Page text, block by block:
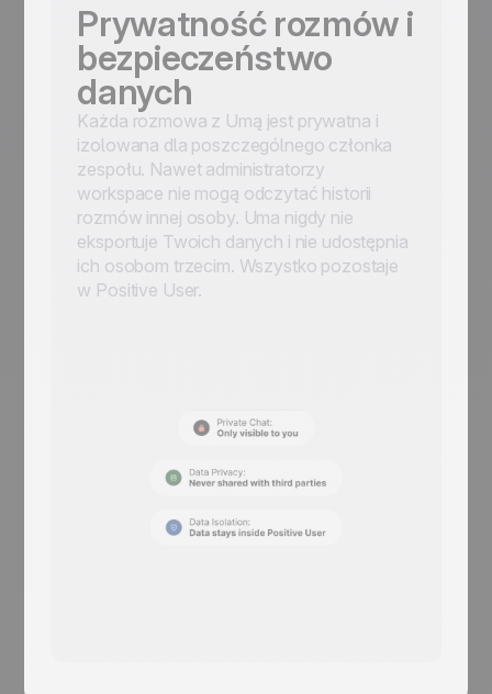
Prywatność rozmów i
bezpieczeństwo
danych
Każda rozmowa z Umą jest prywatna i
izolowana dla poszczególnego członka
zespołu. Nawet administratorzy
workspace nie mogą odczytać historii
rozmów innej osoby. Uma nigdy nie
eksportuje Twoich danych i nie udostępnia
ich osobom trzecim. Wszystko pozostaje
w Positive User.